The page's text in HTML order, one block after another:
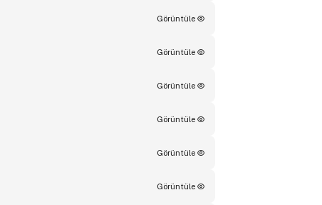
Görüntüle
Görüntüle
Görüntüle
Görüntüle
Görüntüle
Görüntüle